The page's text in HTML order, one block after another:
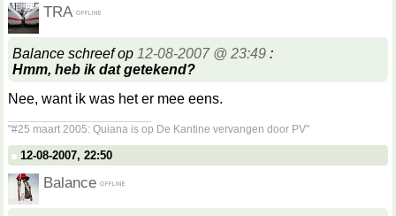
TRA
Balance schreef op 12-08-2007 @ 23:49 :
Hmm, heb ik dat getekend?
Nee, want ik was het er mee eens.
"#25 maart 2005: Quiana is op De Kantine vervangen door PV"
12-08-2007, 22:50
Balance